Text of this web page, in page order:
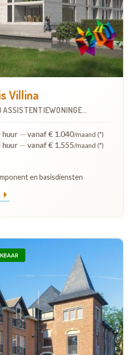
Villina
ASSISTENTIEWONINGEN
huur — vanaf € 1.040/maand (*)
huur — vanaf € 1.555/maand (*)
en basisdiensten